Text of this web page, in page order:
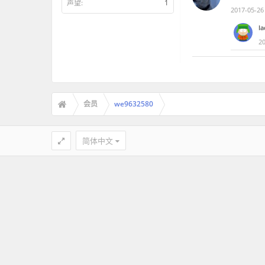
声望:
1
2017-05-26
会员 we9632580
简体中文